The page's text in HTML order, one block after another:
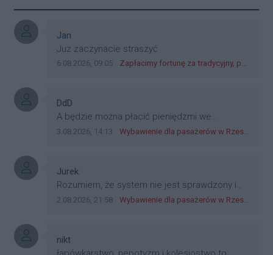
Autor komentarza:
Jan
Treść komentarza:
Juz zaczynacie straszyć
Data dodania komentarza:
6.08.2026, 09:05 Źródło komentarza:
Zapłacimy fortunę za tradycyjny, polski obiad?! Ceny ziemniaków w skupach skoczyły o 265 procent!
Autor komentarza:
DdD
Treść komentarza:
A będzie można płacić pieniędzmi we
wszystkich? Bo banknoty emitowane przez
plastik czy inne bliki. Zakrawa na
dyskryminację.
Data dodania komentarza:
3.08.2026, 14:13 Źródło komentarza:
Wybawienie dla pasażerów w Rzeszowie? W mieście ruszyły testy nowego rozwiązania
Autor komentarza:
Jurek
Treść komentarza:
Rozumiem, że system nie jest sprawdzony i
przetestowany. Wybieram się z mim młodym
przejazdów dadzą radę. Albo ogarną, jak to
teraz młode ludzie mówią.
Data dodania komentarza:
2.08.2026, 21:58 Źródło komentarza:
Wybawienie dla pasażerów w Rzeszowie? W mieście ruszyły testy nowego rozwiązania
Autor komentarza:
nikt
Treść komentarza: